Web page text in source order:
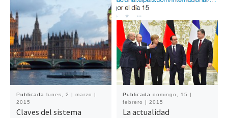
Publicada
lunes, 2 | marzo |
2015
Claves del sistema
Publicada domingo, 15 |
febrero | 2015
La actualidad